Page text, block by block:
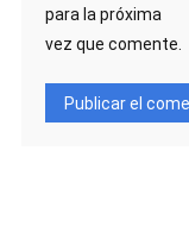
para la próxima
vez que comente.